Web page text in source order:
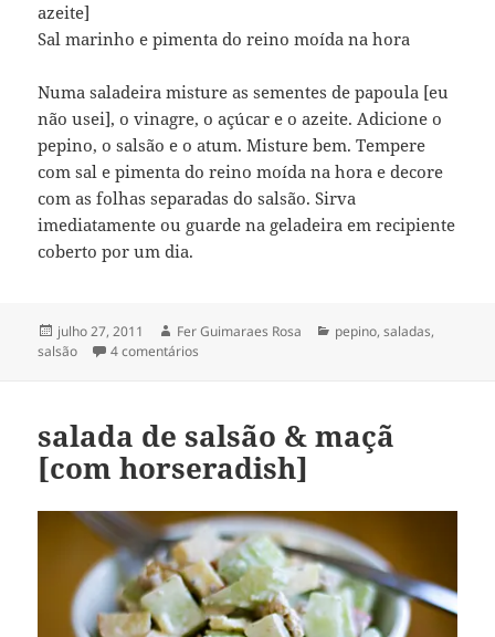
azeite]
Sal marinho e pimenta do reino moída na hora
Numa saladeira misture as sementes de papoula [eu
não usei], o vinagre, o açúcar e o azeite. Adicione o
pepino, o salsão e o atum. Misture bem. Tempere
com sal e pimenta do reino moída na hora e decore
com as folhas separadas do salsão. Sirva
imediatamente ou guarde na geladeira em recipiente
coberto por um dia.
Publicado
em
julho 27, 2011 Autor
Fer Guimaraes Rosa Categorias
pepino,saladas,
salsão
4 comentários
salada de salsão & maçã
[com horseradish]